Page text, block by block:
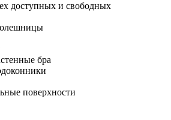
доступных и свободных
бра
поверхности